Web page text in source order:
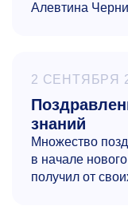
Алевтина
2 СЕНТЯБРЯ
знаний
Множество
в начале
получил от